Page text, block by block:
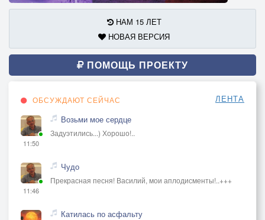
НАМ 15 ЛЕТ
НОВАЯ ВЕРСИЯ
ПОМОЩЬ ПРОЕКТУ
ОБСУЖДАЮТ СЕЙЧАС ЛЕНТА
11:50
Возьми мое сердце
Задуэтились...) Хорошо!..
11:46
Чудо
Прекрасная песня! Василий, мои аплодисменты!..+++
Катилась по асфальту